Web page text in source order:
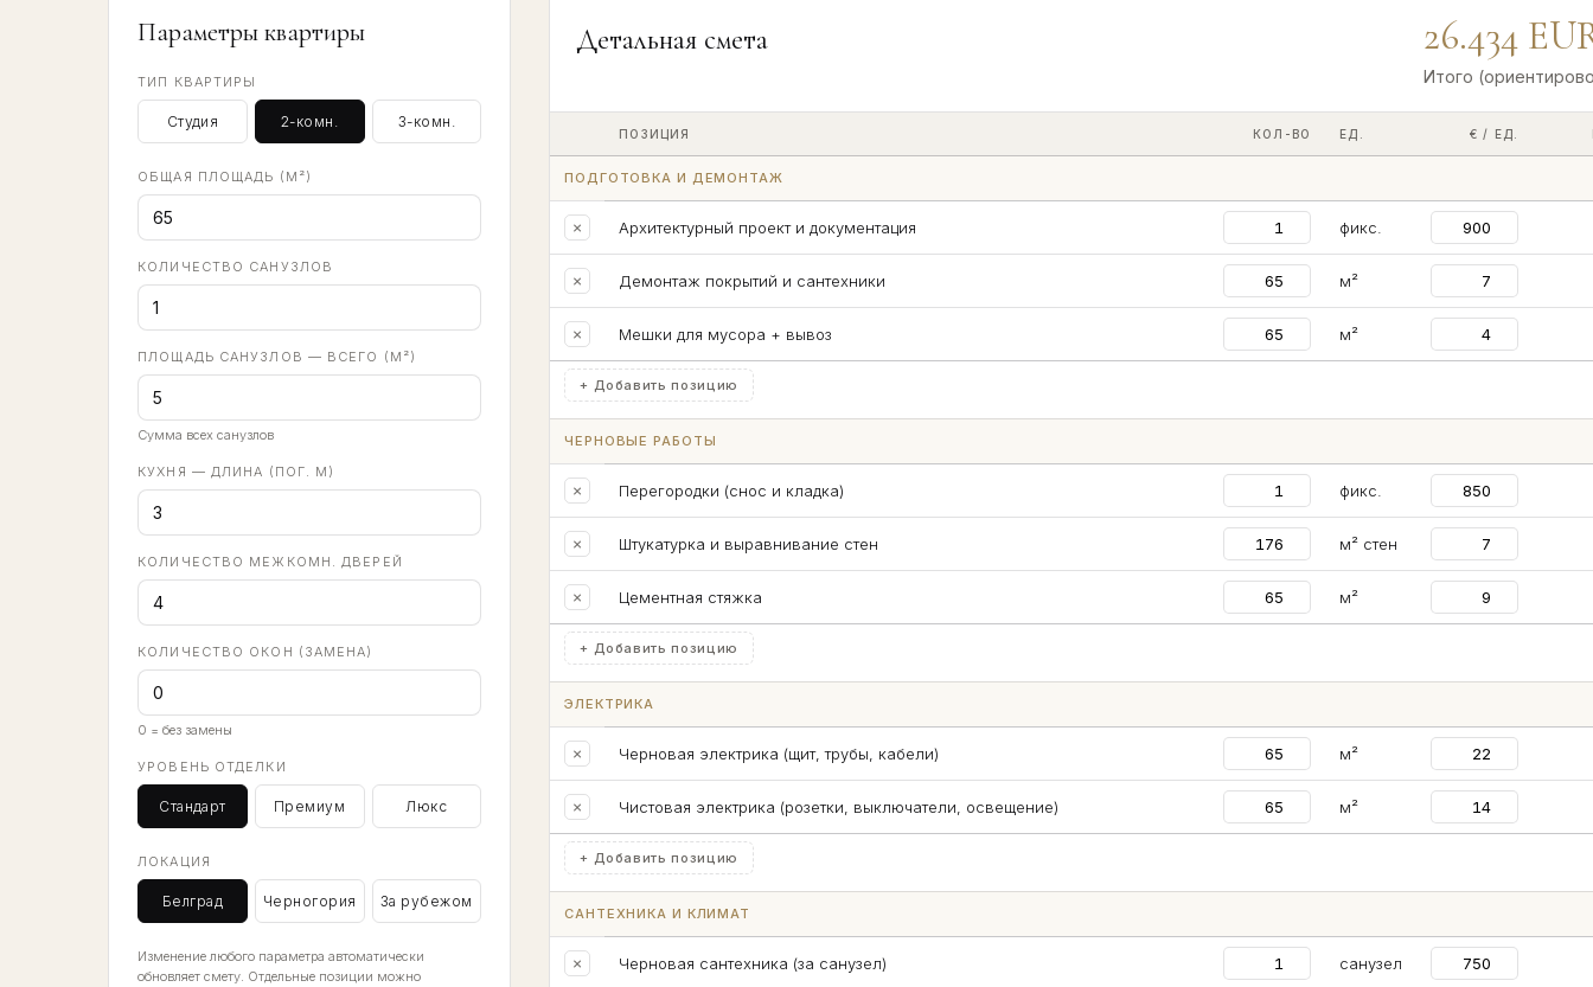
Параметры квартиры
ТИП КВАРТИРЫ
Студия 2-комн. 3-комн.
ОБЩАЯ ПЛОЩАДЬ (М²)
КОЛИЧЕСТВО САНУЗЛОВ
ПЛОЩАДЬ САНУЗЛОВ — ВСЕГО (М²)
Сумма всех санузлов
КУХНЯ — ДЛИНА (ПОГ. М)
КОЛИЧЕСТВО МЕЖКОМН. ДВЕРЕЙ
КОЛИЧЕСТВО ОКОН (ЗАМЕНА)
0 = без замены
УРОВЕНЬ ОТДЕЛКИ
Стандарт Премиум Люкс
ЛОКАЦИЯ
Белград Черногория За рубежом
Изменение любого параметра автоматически
обновляет смету. Отдельные позиции можно
Детальная смета 26.434
Итого
ПОЗИЦИЯ КОЛ-ВО ЕД. € / ЕД.
ПОДГОТОВКА И ДЕМОНТАЖ
× Архитектурный проект и документация фикс.
× Демонтаж покрытий и сантехники м²
× Мешки для мусора + вывоз м²
+ Добавить позицию
ЧЕРНОВЫЕ РАБОТЫ
× Перегородки (снос и кладка) фикс.
× Штукатурка и выравнивание стен м² стен
× Цементная стяжка м²
+ Добавить позицию
ЭЛЕКТРИКА
× Черновая электрика (щит, трубы, кабели) м²
× Чистовая электрика (розетки, выключатели, освещение) м²
+ Добавить позицию
САНТЕХНИКА И КЛИМАТ
× Черновая сантехника (за санузел) санузел